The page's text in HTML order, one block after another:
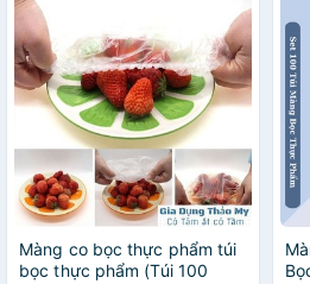
Màng co bọc thực phẩm túi
bọc thực phẩm (Túi 100